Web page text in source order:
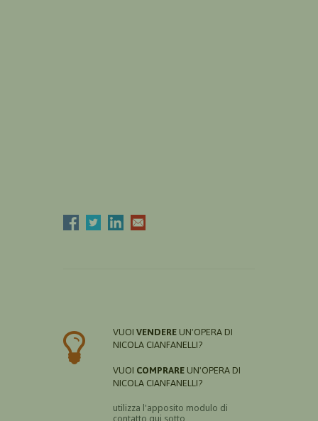
VUOI VENDERE UN'OPERA DI
NICOLA CIANFANELLI?
VUOI COMPRARE UN'OPERA DI
NICOLA CIANFANELLI?
utilizza l'apposito modulo di
contatto qui sotto